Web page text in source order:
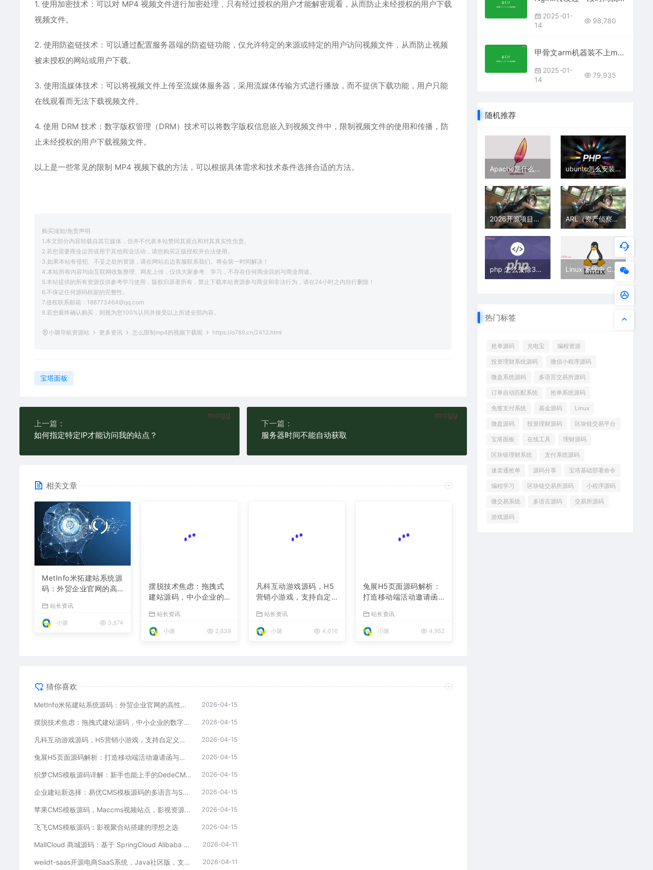
1. 使用加密技术：可以对 MP4 视频文件进行加密处理，只有经过授权的用户才能解密观看，从而防止未经授权的用户下载
视频文件。
2. 使用防盗链技术：可以通过配置服务器端的防盗链功能，仅允许特定的来源或特定的用户访问视频文件，从而防止视频
被未授权的网站或用户下载。
3. 使用流媒体技术：可以将视频文件上传至流媒体服务器，采用流媒体传输方式进行播放，而不提供下载功能，用户只能
在线观看而无法下载视频文件。
4. 使用 DRM 技术：数字版权管理（DRM）技术可以将数字版权信息嵌入到视频文件中，限制视频文件的使用和传播，防
止未经授权的用户下载视频文件。
以上是一些常见的限制 MP4 视频下载的方法，可以根据具体需求和技术条件选择合适的方法。
购买须知/免责声明
1.本文部分内容转载自其它媒体，但并不代表本站赞同其观点和对其真实性负责。
2.若您需要商业运营或用于其他商业活动，请您购买正版授权并合法使用。
3.如果本站有侵犯、不妥之处的资源，请在网站右边客服联系我们。将会第一时间解决！
4.本站所有内容均由互联网收集整理、网友上传，仅供大家参考、学习，不存在任何商业目的与商业用途。
5.本站提供的所有资源仅供参考学习使用，版权归原著所有，禁止下载本站资源参与商业和非法行为，请在24小时之内自行删除！
6.不保证任何源码框架的完整性。
7.侵权联系邮箱：188773464@qq.com
8.若您最终确认购买，则视为您100%认同并接受以上所述全部内容。
小璐导航资源站 更多资讯 怎么限制mp4的视频下载呢 https://o789.cn/2412.html
宝塔面板
上一篇：
如何指定特定IP才能访问我的站点？
下一篇：
服务器时间不能自动获取
相关文章
MetInfo米拓建站系统源
码：外贸企业官网的高
省心落地
站长资讯
小璐 3,874
建站源码，中小企业的
数字化捷径
凡科互动游戏源码，H5
营销小游戏，支持自定
站长资讯
小璐 4,016
打造移动端活动邀请函
与宣传页的利器
猜你喜欢
MetInfo米拓建站系统源码：外贸企业官网的高性价比之选，内置SEO省心落地 2026-04-15
摆脱技术焦虑：拖拽式建站源码，中小企业的数字化捷径 2026-04-15
凡科互动游戏源码，H5营销小游戏，支持自定义奖品与分享 2026-04-15
兔展H5页面源码解析：打造移动端活动邀请函与宣传页的利器 2026-04-15
织梦CMS模板源码详解：新手也能上手的DedeCMS二次开发与建站指南 2026-04-15
企业建站新选择：易优CMS模板源码的多语言与SEO优势 2026-04-15
苹果CMS模板源码，Maccms视频站点，影视资源站模板首选 2026-04-15
飞飞CMS模板源码：影视聚合站搭建的理想之选 2026-04-15
MallCloud 商城源码：基于 SpringCloud Alibaba 的高并发电商系统深度解析 2026-04-11
weiidt-saas开源电商SaaS系统，Java社区版，支持多租户与插件化扩展 2026-04-11
2025-01-
14
98,780
甲骨文arm机器装不上mysql
2025-01-
14
79,935
随机推荐
Apache是什么？中文解析与详细介绍 ubuntu怎么安装php mssql
2026开源项目排行榜_高权重源码站点推荐-开发者首选 ARL（资产侦察灯塔系统）源码搭建指南：从零开始构建你的资产侦察平台
php 怎么去除30秒响应 Linux 系统中 CPU 使用率如何优化和调整？
热门标签
抢单源码 充电宝 编程资源
投资理财系统源码 微信小程序源码
微盘系统源码 多语言交易所源码
订单自动匹配系统 抢单系统源码
免签支付系统 基金源码 Linux
微盘源码 投资理财源码 区块链交易平台
宝塔面板 在线工具 理财源码
区块链理财系统 支付系统源码
速卖通抢单 源码分享 宝塔基础部署命令
编程学习 区块链交易所源码 小程序源码
微交易系统 多语言源码 交易所源码
游戏源码